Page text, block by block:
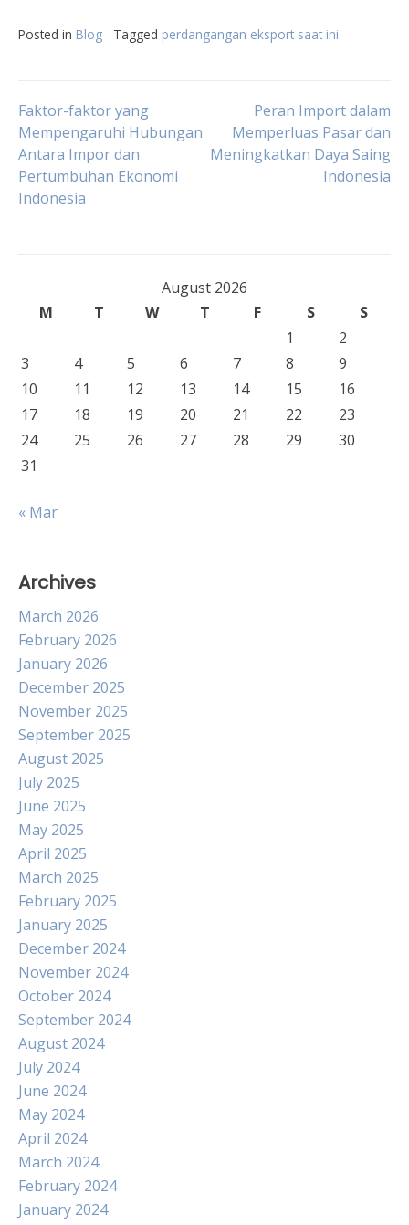
Posted in Blog Tagged perdangangan eksport saat ini
Post
navigation
Faktor-faktor yang
Mempengaruhi Hubungan
Antara Impor dan
Pertumbuhan Ekonomi
Indonesia
Peran Import dalam
Memperluas Pasar dan
Meningkatkan Daya Saing
Indonesia
August 2026
M
T W T F S
S
1
2
3
4 5 6 7 8
9
10
11 12 13 14 15
16
17
18 19 20 21 22
23
24
25 26 27 28 29
30
31
« Mar
Archives
March 2026
February 2026
January 2026
December 2025
November 2025
September 2025
August 2025
July 2025
June 2025
May 2025
April 2025
March 2025
February 2025
January 2025
December 2024
November 2024
October 2024
September 2024
August 2024
July 2024
June 2024
May 2024
April 2024
March 2024
February 2024
January 2024